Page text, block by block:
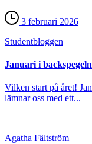
3 februari 2026
Student­bloggen
Januari i
Vilken start på året!
lämnar oss med ett...
Agatha Fältström